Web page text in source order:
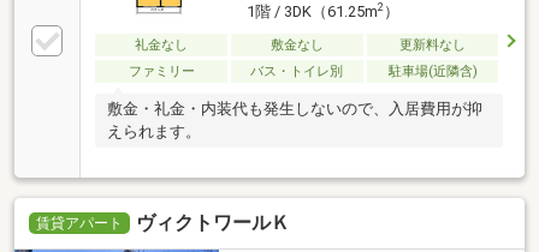
1階 / 3DK（61.25m2）
礼金なし 敷金なし
更新料なし
ファミリー
バス・トイレ別 駐車場(近隣含)
敷金・礼金・内装代も発生しないので、入居費用が抑
えられます。
賃貸アパート ヴィクトワールＫ